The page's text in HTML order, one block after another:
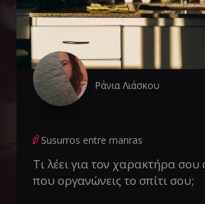
Ράνια Λιάσκου
Susurros entre manras
Τι λέει για τον χαρακτήρα σου
που οργανώνεις το σπίτι σου;